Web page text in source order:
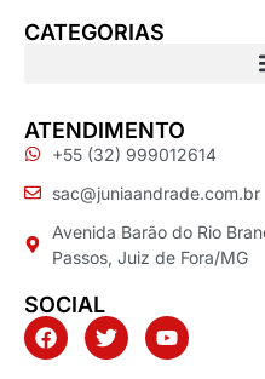
CATEGORIAS
ATENDIMENTO
+55 (32) 999012614
sac@juniaandrade.com.br
Avenida Barão do Rio
Passos, Juiz de Fora/MG
SOCIAL